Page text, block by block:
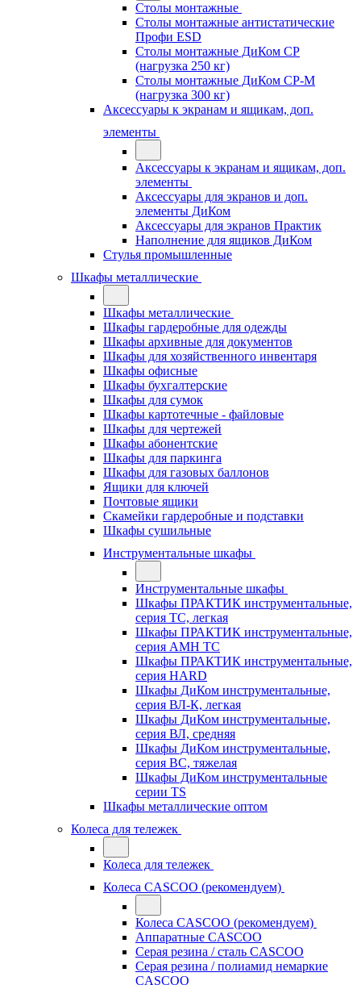
Столы монтажные
Столы монтажные антистатические
Профи ESD
Столы монтажные ДиКом СР
(нагрузка 250 кг)
Столы монтажные ДиКом СР-М
(нагрузка 300 кг)
Аксессуары к экранам и ящикам, доп.
элементы
Аксессуары к экранам и ящикам, доп.
элементы
Аксессуары для экранов и доп.
элементы ДиКом
Аксессуары для экранов Практик
Наполнение для ящиков ДиКом
Стулья промышленные
Шкафы металлические
Шкафы металлические
Шкафы гардеробные для одежды
Шкафы архивные для документов
Шкафы для хозяйственного инвентаря
Шкафы офисные
Шкафы бухгалтерские
Шкафы для сумок
Шкафы картотечные - файловые
Шкафы для чертежей
Шкафы абонентские
Шкафы для паркинга
Шкафы для газовых баллонов
Ящики для ключей
Почтовые ящики
Скамейки гардеробные и подставки
Шкафы сушильные
Инструментальные шкафы
Инструментальные шкафы
Шкафы ПРАКТИК инструментальные,
серия ТC, легкая
Шкафы ПРАКТИК инструментальные,
серия AMH TC
Шкафы ПРАКТИК инструментальные,
серия HARD
Шкафы ДиКом инструментальные,
cерия ВЛ-К, легкая
Шкафы ДиКом инструментальные,
серия ВЛ, средняя
Шкафы ДиКом инструментальные,
серия ВС, тяжелая
Шкафы ДиКом инструментальные
серии TS
Шкафы металлические оптом
Колеса для тележек
Колеса для тележек
Колеса CASCOO (рекомендуем)
Колеса CASCOO (рекомендуем)
Аппаратные CASCOO
Серая резина / сталь CASCOO
Серая резина / полиамид немаркие
CASCOO